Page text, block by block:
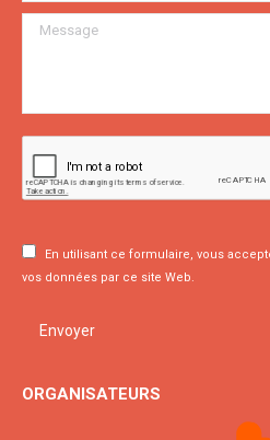
Message
En utilisant ce formulaire, vous
vos données par ce site Web.
Envoyer
ORGANISATEURS